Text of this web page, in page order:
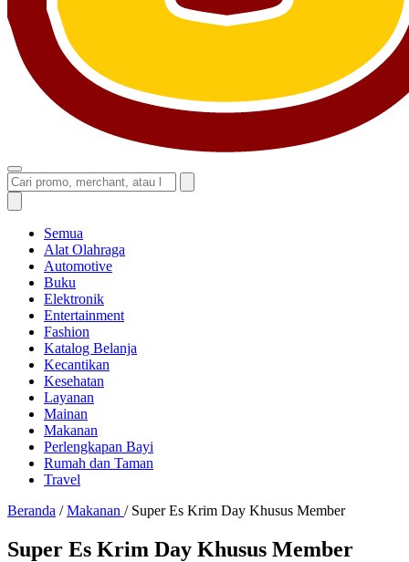
Semua
Alat Olahraga
Automotive
Buku
Elektronik
Entertainment
Fashion
Katalog Belanja
Kecantikan
Kesehatan
Layanan
Mainan
Makanan
Perlengkapan Bayi
Rumah dan Taman
Travel
Beranda / Makanan / Super Es Krim Day Khusus Member
Super Es Krim Day Khusus Member